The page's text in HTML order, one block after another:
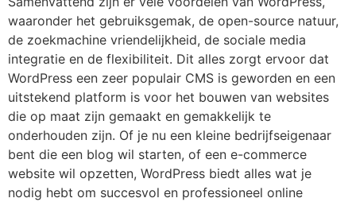
waaronder het gebruiksgemak, de open-source natuur,
de zoekmachine vriendelijkheid, de sociale media
integratie en de flexibiliteit. Dit alles zorgt ervoor dat
WordPress een zeer populair CMS is geworden en een
uitstekend platform is voor het bouwen van websites
die op maat zijn gemaakt en gemakkelijk te
onderhouden zijn. Of je nu een kleine bedrijfseigenaar
bent die een blog wil starten, of een e-commerce
website wil opzetten, WordPress biedt alles wat je
nodig hebt om succesvol en professioneel online